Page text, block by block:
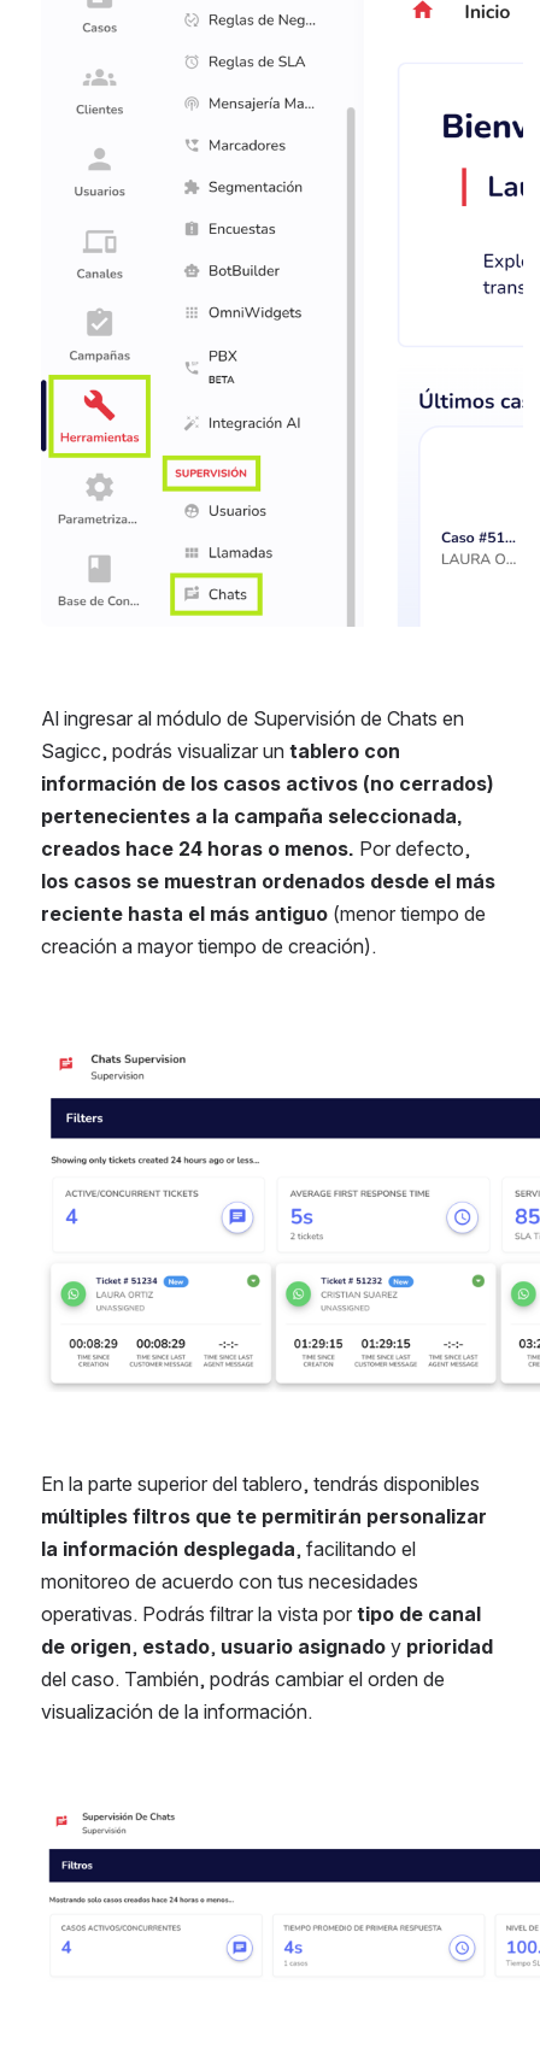
Al ingresar al módulo de Supervisión de Chats en
Sagicc, podrás visualizar un tablero con
información de los casos activos (no cerrados)
pertenecientes a la campaña seleccionada,
creados hace 24 horas o menos.
los casos se muestran ordenados desde el más
reciente hasta el más antiguo (menor tiempo de
creación a mayor tiempo de creación).
Abrir
En la parte superior del tablero, tendrás disponibles
múltiples filtros que te permitirán personalizar
la información desplegada, facilitando el
monitoreo de acuerdo con tus necesidades
operativas. Podrás filtrar la vista por tipo de canal
de origen, estado, usuario asignado y
del caso. También, podrás cambiar el orden de
visualización de la información.
Abrir